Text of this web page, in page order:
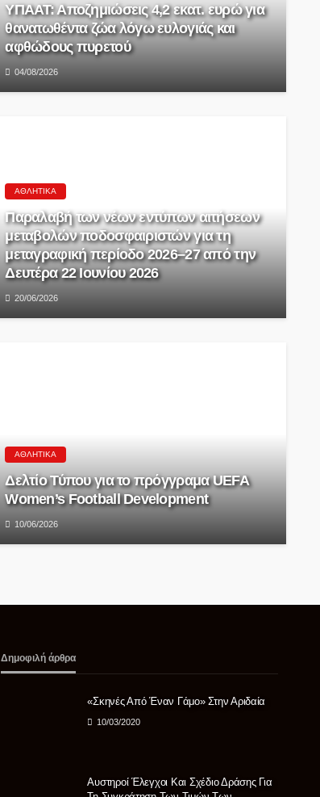
ΥΠΑΑΤ: Αποζημιώσεις 4,2 εκατ. ευρώ για
θανατωθέντα ζώα λόγω ευλογιάς και
αφθώδους πυρετού
04/08/2026
ΑΘΛΗΤΙΚΆ
Παραλαβή των νέων εντύπων αιτήσεων
μεταβολών ποδοσφαιριστών για τη
μεταγραφική περίοδο 2026–27 από την
Δευτέρα 22 Ιουνίου 2026
20/06/2026
ΑΘΛΗΤΙΚΆ
Δελτίο Τύπου για το πρόγγραμα UEFA
Women’s Football Development
10/06/2026
Δημοφιλή άρθρα
«Σκηνές Από Έναν Γάμο» Στην Αριδαία
10/03/2020
Αυστηροί Έλεγχοι Και Σχέδιο Δράσης Για